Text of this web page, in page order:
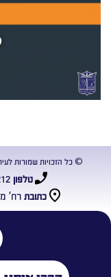
כתובת רח’ מרבד
טלפון
© כל הזכויות שמורות